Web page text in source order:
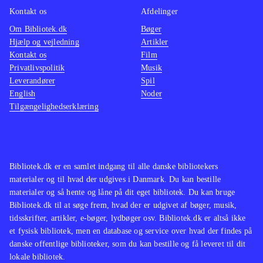
titler i serien, men med de nævnte
forbedringer og justeringer, er det
kun Fifa 12 der står mål
Et komplekst, men flot fodboldspil,
der er til den kræsne fodbold fan
Bibliotek.dk er en samlet indgang til alle danske bibliotekers
materialer og til hvad der udgives i Danmark. Du kan bestille
materialer og så hente og låne på dit eget bibliotek. Du kan bruge
Bibliotek.dk til at søge frem, hvad der er udgivet af bøger, musik,
tidsskrifter, artikler, e-bøger, lydbøger osv. Bibliotek.dk er altså ikke
et fysisk bibliotek, men en database og service over hvad der findes på
danske offentlige biblioteker, som du kan bestille og få leveret til dit
lokale bibliotek.
Kontakt os
Om Bibliotek.dk
Hjælp og vejledning
Kontakt os
Privatlivspolitik
Leverandører
English
Tilgængelighedserklæring
Afdelinger
Bøger
Artikler
Film
Musik
Spil
Noder